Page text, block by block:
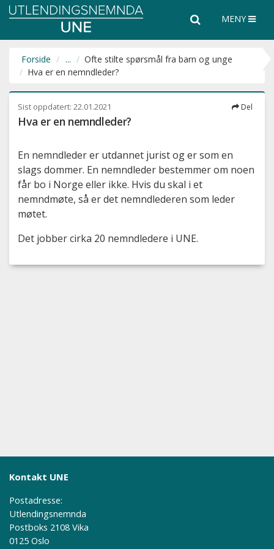
Utlendingsnemnda
hele
nettsiden
Søk MENY
Forside ...
Ofte stilte spørsmål fra barn og unge
Hva er en nemndleder?
Sist oppdatert:22.01.2021 Del
Hva er en nemndleder?
En nemndleder er utdannet jurist og er som en
slags dommer. En nemndleder bestemmer om noen
får bo i Norge eller ikke. Hvis du skal i et
nemndmøte, så er det nemndlederen som leder
møtet.
Det jobber cirka 20 nemndledere i UNE.
Kontakt UNE
Postadresse:
Utlendingsnemnda
Postboks 2108 Vika
0125 Oslo